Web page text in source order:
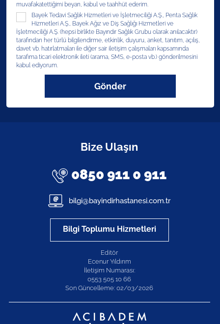
muvafakatettiğimi beyan, kabul ve taahhüt ederim.
Bayek Tedavi Sağlık Hizmetleri ve İşletmeciliği A.Ş., Penta Sağlık
Hizmetleri A.Ş., Bayek Ağız ve Diş Sağlığı Hizmetleri ve
İşletmeciliği A.Ş. (hepsi birlikte Bayındır Sağlık Grubu olarak anılacaktır)
tarafından her türlü bilgilendirme, etkinlik, duyuru, anket, tanıtım, açılış,
davet vb. hatırlatmaları ile diğer sair iletişim çalışmaları kapsamında
tarafıma ticari elektronik ileti (arama, SMS, e-posta vb.) gönderilmesini
kabul ediyorum.
Gönder
Bize Ulaşın
0850 911 0 911
bilgi@bayindirhastanesi.com.tr
Bilgi Toplumu Hizmetleri
Editör
Ecenur Yıldırım
İletişim Numarası:
0553 505 10 66
Son Güncelleme: 02/03/2026